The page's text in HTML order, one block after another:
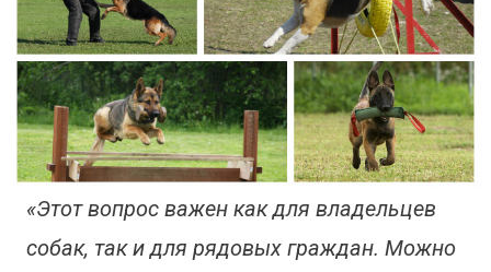
«Этот вопрос важен как для владельцев
собак, так и для рядовых граждан. Можно